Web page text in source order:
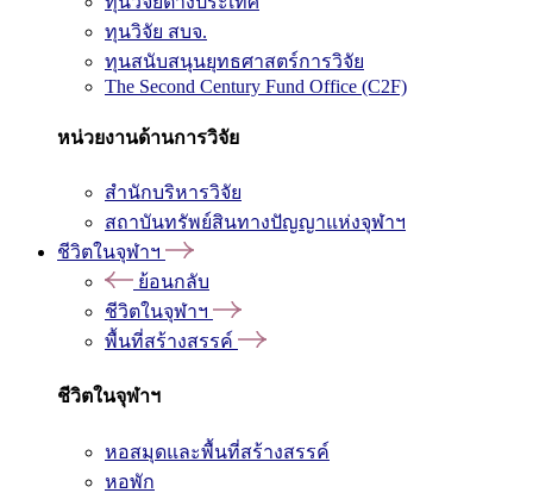
ทุนวิจัย สบจ.
ทุนสนับสนุนยุทธศาสตร์การวิจัย
The Second Century Fund Office (C2F)
หน่วยงานด้านการวิจัย
สำนักบริหารวิจัย
สถาบันทรัพย์สินทางปัญญาแห่งจุฬาฯ
ชีวิตในจุฬาฯ
ย้อนกลับ
ชีวิตในจุฬาฯ
พื้นที่สร้างสรรค์
ชีวิตในจุฬาฯ
หอสมุดและพื้นที่สร้างสรรค์
หอพัก